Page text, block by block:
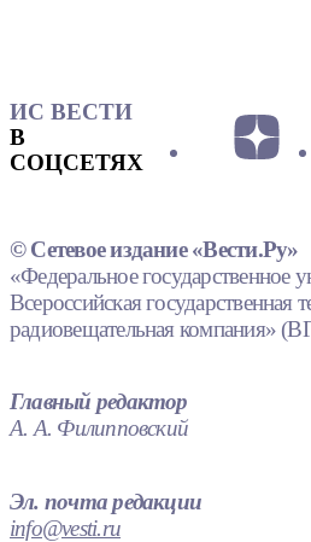
ИС ВЕСТИ
В
СОЦСЕТЯХ
© Сетевое издание «Вести.Ру»
«Федеральное государственное
Всероссийская государственная
радиовещательная компания»
Главный редактор
А. А. Филипповский
Эл. почта редакции
info@vesti.ru